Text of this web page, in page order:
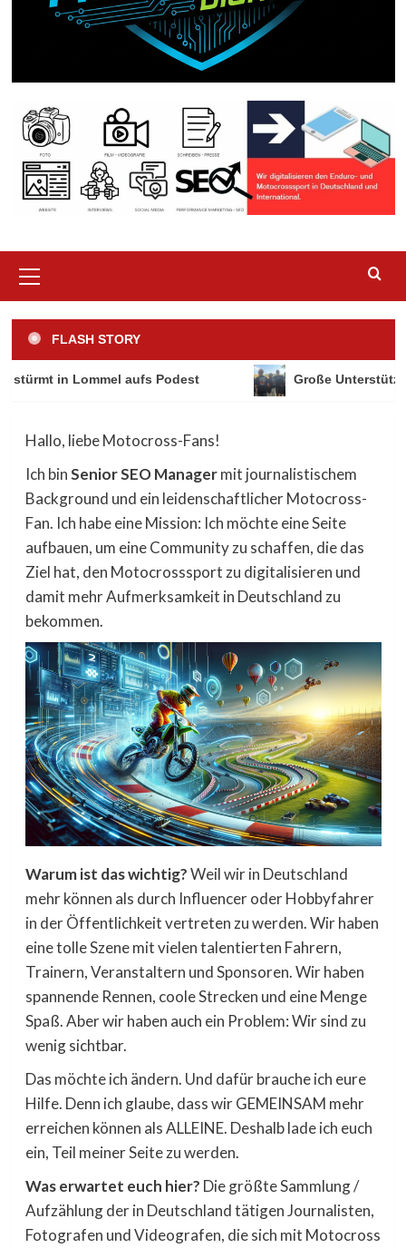
Menu
FLASH STORY
in Lommel aufs Podest Große Unterstützung
Hallo, liebe Motocross-Fans!
Ich binSenior SEO Managermit journalistischem
Background und ein leidenschaftlicher Motocross-
Fan. Ich habe eine Mission: Ich möchte eine Seite
aufbauen, um eine Community zu schaffen, die das
Ziel hat, den Motocrosssport zu digitalisieren und
damit mehr Aufmerksamkeit in Deutschland zu
bekommen.
Warum ist das wichtig?Weil wir in Deutschland
mehr können als durch Influencer oder Hobbyfahrer
in der Öffentlichkeit vertreten zu werden. Wir haben
eine tolle Szene mit vielen talentierten Fahrern,
Trainern, Veranstaltern und Sponsoren. Wir haben
spannende Rennen, coole Strecken und eine Menge
Spaß. Aber wir haben auch ein Problem: Wir sind zu
wenig sichtbar.
Das möchte ich ändern. Und dafür brauche ich eure
Hilfe. Denn ich glaube, dass wir GEMEINSAM mehr
erreichen können als ALLEINE. Deshalb lade ich euch
ein, Teil meiner Seite zu werden.
Was erwartet euch hier? Die größte Sammlung /
Aufzählung der in Deutschland tätigen Journalisten,
Fotografen und Videografen, die sich mit Motocross